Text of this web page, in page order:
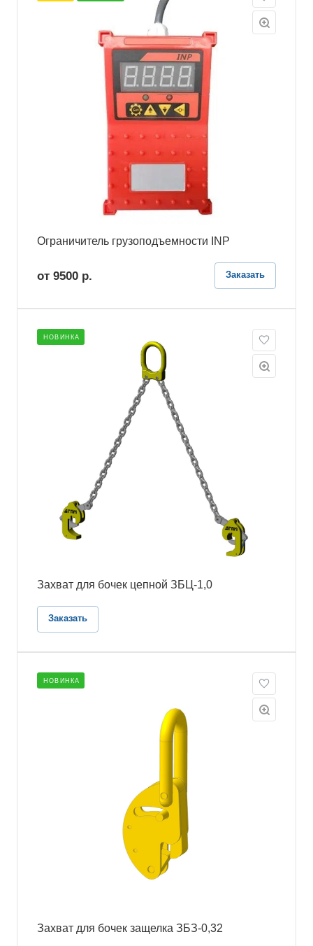
Ограничитель грузоподъемности INP
от 9500 р. Заказать
НОВИНКА
Захват для бочек цепной ЗБЦ-1,0
Заказать
НОВИНКА
Захват для бочек защелка ЗБЗ-0,32